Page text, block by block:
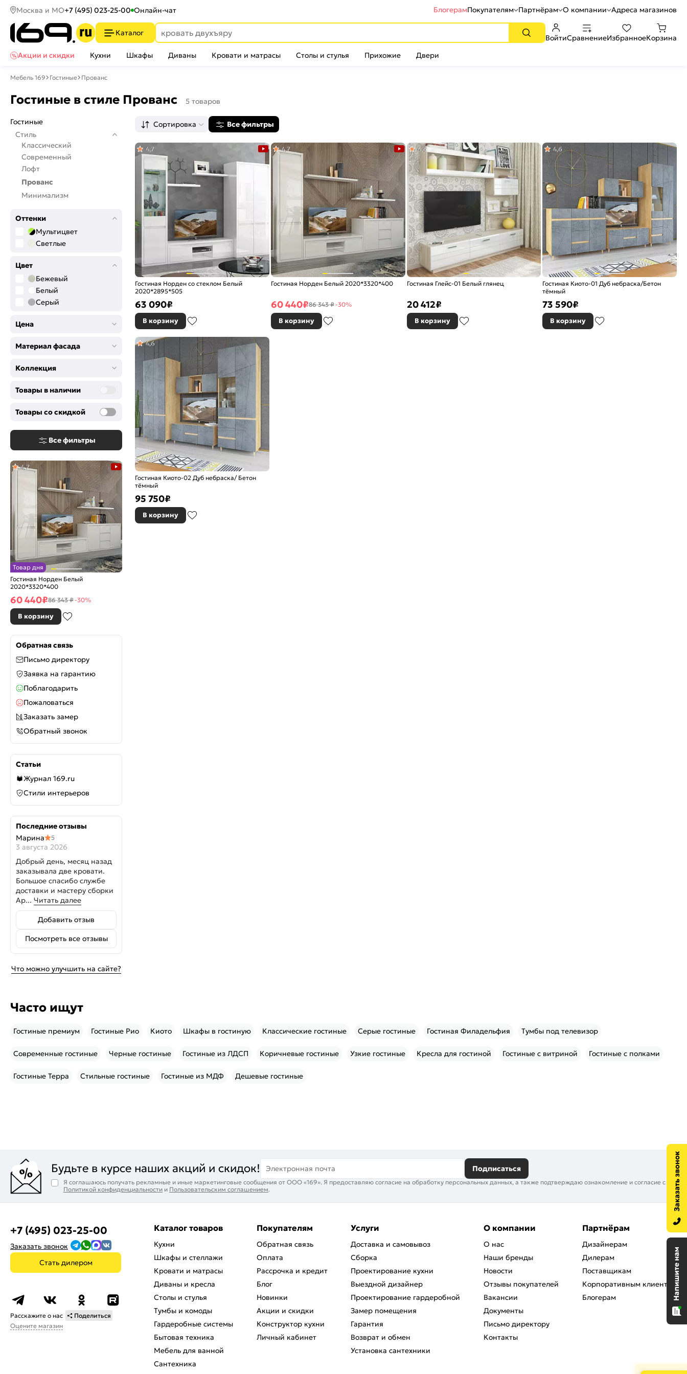
Москва и МО+7 (495) 023-25-00 Онлайн-чат БлогерамПокупателям Партнёрам О компании Адреса магазинов
Каталог
ВойтиСравнениеИзбранноеКорзина
Акции и скидки
Кухни Шкафы Диваны Кровати и матрасы Столы и стулья Прихожие Двери
Мебель 169 Гостиные Прованс
Гостиные в стиле Прованс 5 товаров
Гостиные
Стиль
Классический
Современный
Лофт
Прованс
Минимализм
Оттенки
Мультицвет
Светлые
Цвет
Бежевый
Белый
Серый
Цена
Материал фасада
Коллекция
Товары в наличии
Товары со скидкой
Все фильтры
Товар дня
Гостиная Норден Белый
2020*3320*400
4,7
60 440₽86 343 ₽-30%
В корзину
Обратная связь
Письмо директору
Заявка на гарантию
Поблагодарить
Пожаловаться
Заказать замер
Обратный звонок
Статьи
Журнал 169.ru
Стили интерьеров
Последние отзывы
Марина
5
3 августа 2026
Добрый день, месяц назад
заказывала две кровати.
Большое спасибо службе
доставки и мастеру сборки
Ар... Читать далее
Добавить отзыв
Посмотреть все отзывы
Что можно улучшить на сайте?
Сортировка Все фильтры
Гостиная Норден со стеклом Белый
2020*2895*505
4,7
63 090₽
В корзину
Гостиная Норден Белый 2020*3320*400
4,7
60 440₽86 343 ₽-30%
В корзину
Гостиная Глейс-01 Белый глянец
4,6
20 412₽
В корзину
Гостиная Киото-01 Дуб небраска/Бетон
тёмный
4,6
73 590₽
В корзину
Гостиная Киото-02 Дуб небраска/ Бетон
тёмный
4,6
95 750₽
В корзину
Часто ищут
Гостиные премиум Гостиные Рио Киото Шкафы в гостиную Классические гостиные Серые гостиные Гостиная Филадельфия Тумбы под телевизор
Современные гостиные Черные гостиные Гостиные из ЛДСП Коричневые гостиные Узкие гостиные Кресла для гостиной Гостиные с витриной Гостиные с полками
Гостиные Терра Стильные гостиные Гостиные из МДФ Дешевые гостиные
Будьте в курсе наших акций и скидок! Электронная почта Подписаться
Я соглашаюсь получать рекламные и иные маркетинговые сообщения от ООО «169». Я предоставляю согласие на обработку персональных данных, а также подтверждаю ознакомление и согласие с
Политикой конфиденциальности и Пользовательским соглашением.
+7 (495) 023-25-00
Заказать звонок
Стать дилером
Расскажите о нас
Поделиться
Оцените магазин
Каталог товаров
Кухни
Шкафы и стеллажи
Кровати и матрасы
Диваны и кресла
Столы и стулья
Тумбы и комоды
Гардеробные системы
Бытовая техника
Мебель для ванной
Сантехника
Покупателям
Обратная связь
Оплата
Рассрочка и кредит
Блог
Новинки
Акции и скидки
Конструктор кухни
Личный кабинет
Услуги
Доставка и самовывоз
Сборка
Проектирование кухни
Выездной дизайнер
Проектирование гардеробной
Замер помещения
Гарантия
Возврат и обмен
Установка сантехники
О компании
О нас
Наши бренды
Новости
Отзывы покупателей
Вакансии
Документы
Письмо директору
Контакты
Партнёрам
Дизайнерам
Дилерам
Поставщикам
Корпоративным клиентам
Блогерам